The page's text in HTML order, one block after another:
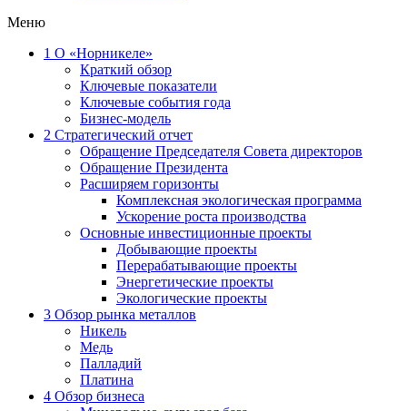
Меню
1 О «Норникеле»
Краткий обзор
Ключевые показатели
Ключевые события года
Бизнес-модель
2 Стратегический отчет
Обращение Председателя Совета директоров
Обращение Президента
Расширяем горизонты
Комплексная экологическая программа
Ускорение роста производства
Основные инвестиционные проекты
Добывающие проекты
Перерабатывающие проекты
Энергетические проекты
Экологические проекты
3 Обзор рынка металлов
Никель
Медь
Палладий
Платина
4 Обзор бизнеса